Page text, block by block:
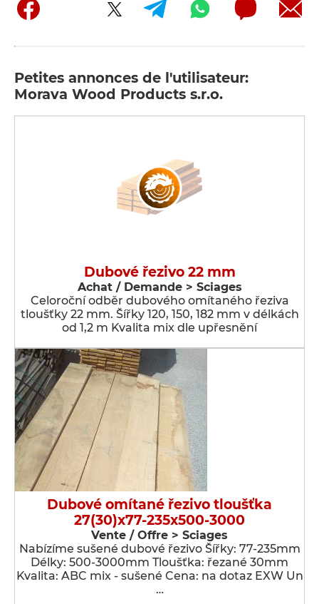
Petites annonces de l'utilisateur:
Morava Wood Products s.r.o.
Dubové řezivo 22 mm
Achat / Demande > Sciages
Celoroční odběr dubového omítaného řeziva
tloušťky 22 mm. Šířky 120, 150, 182 mm v délkách
od 1,2 m Kvalita mix dle upřesnění
Dubové omítané řezivo tloušťka
27(30)x77-235x500-3000
Vente / Offre > Sciages
Nabízíme sušené dubové řezivo Šířky: 77-235mm
Délky: 500-3000mm Tloušťka: řezané 30mm
Kvalita: ABC mix - sušené Cena: na dotaz EXW Un
…